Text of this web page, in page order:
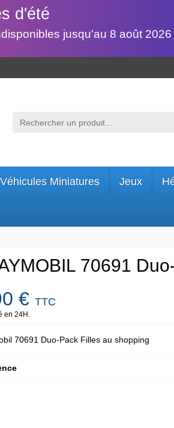
d'été
jusqu'au 8 août 2026
Véhicules Miniatures Jeux
70691
€TTC
en 24H.
70691 Duo-Pack Filles au shopping